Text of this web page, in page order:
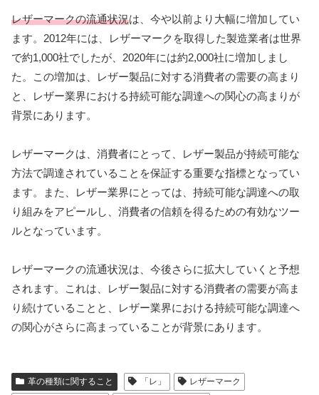
レザーマークの流通状況は、今や以前より大幅に増加してい
ます。2012年には、レザーマークを取得した製造業者は世界
で約1,000社でしたが、2020年には約2,000社に増加しまし
た。この増加は、レザー製品に対する消費者の需要の高まり
と、レザー業界における持続可能な調達への関心の高まりが
背景にあります。
レザーマークは、消費者にとって、レザー製品が持続可能な
方法で調達されていることを保証する重要な指標となってい
ます。また、レザー業界にとっては、持続可能な調達への取
り組みをアピールし、消費者の信頼を得るための有効なツー
ルとなっています。
レザーマークの流通状況は、今後さらに拡大していくと予想
されます。これは、レザー製品に対する消費者の需要が高ま
り続けていることと、レザー業界における持続可能な調達へ
の関心がさらに高まっていることが背景にあります。
革の種類に関すること 「レ」
レザーマーク